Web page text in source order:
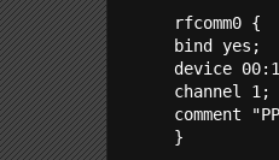
rfcomm0 {
bind yes;
device
channel 1;
comment